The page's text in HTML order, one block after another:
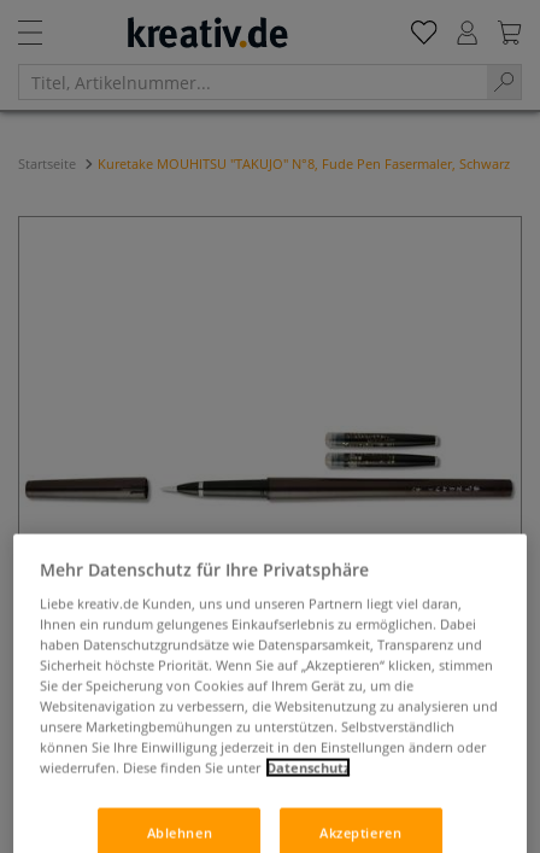
Startseite Kuretake MOUHITSU "TAKUJO" N°8, Fude Pen Fasermaler, Schwarz
Kuretake MOUHITSU "TAKUJO"
N°8, Fude Pen Fasermaler,
Schwarz
Mehr Datenschutz für Ihre Privatsphäre
Liebe kreativ.de Kunden, uns und unseren Partnern liegt viel daran,
Ihnen ein rundum gelungenes Einkaufserlebnis zu ermöglichen. Dabei
haben Datenschutzgrundsätze wie Datensparsamkeit, Transparenz und
Sicherheit höchste Priorität. Wenn Sie auf „Akzeptieren“ klicken, stimmen
Sie der Speicherung von Cookies auf Ihrem Gerät zu, um die
Websitenavigation zu verbessern, die Websitenutzung zu analysieren und
unsere Marketingbemühungen zu unterstützen. Selbstverständlich
können Sie Ihre Einwilligung jederzeit in den Einstellungen ändern oder
wiederrufen. Diese finden Sie unter Datenschutz
Ablehnen Akzeptieren